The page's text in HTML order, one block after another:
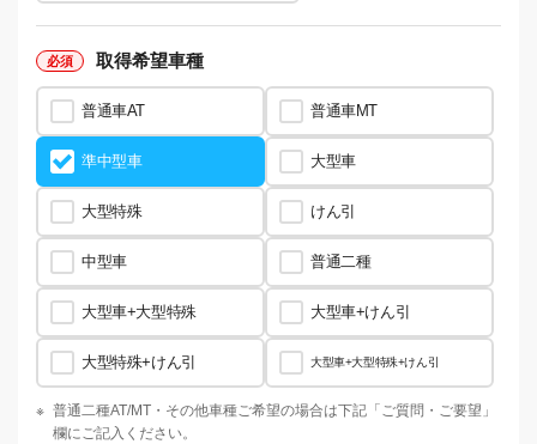
取得希望車種
普通車AT 普通車MT
準中型車 大型車
大型特殊 けん引
中型車 普通二種
大型車+大型特殊 大型車+けん引
大型特殊+けん引 大型車+大型特殊+けん引
※ 普通二種AT/MT・ その他車種ご希望の場合は下記「ご質問・ご要望」
欄にご記入ください。